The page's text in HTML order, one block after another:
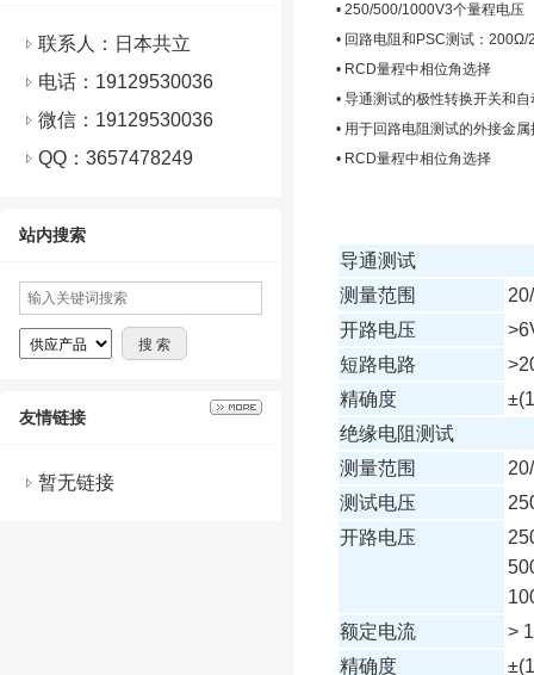
联系人：日本共立
电话：19129530036
微信： 19129530036
QQ： 3657478249
站内搜索
友情链接
暂无链接
• 250/500/1000V3个量程电压
• 回路电阻和PSC测试：
• RCD量程中相位角选择
• 导通测试的极性转换开关和
• 用于回路电阻测试的外接金
• RCD量程中相位角选择
导通测试
测量范围
开路电压
短路电路
精确度
绝缘电阻测试
测量范围
测试电压
开路电压
额定电流
>
精确度